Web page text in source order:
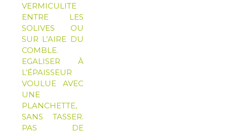
VERMICULITE
ENTRE LES
SOLIVES OU
SUR L’AIRE DU
COMBLE.
EGALISER À
L’ÉPAISSEUR
VOULUE AVEC
UNE
PLANCHETTE,
SANS TASSER.
PAS DE